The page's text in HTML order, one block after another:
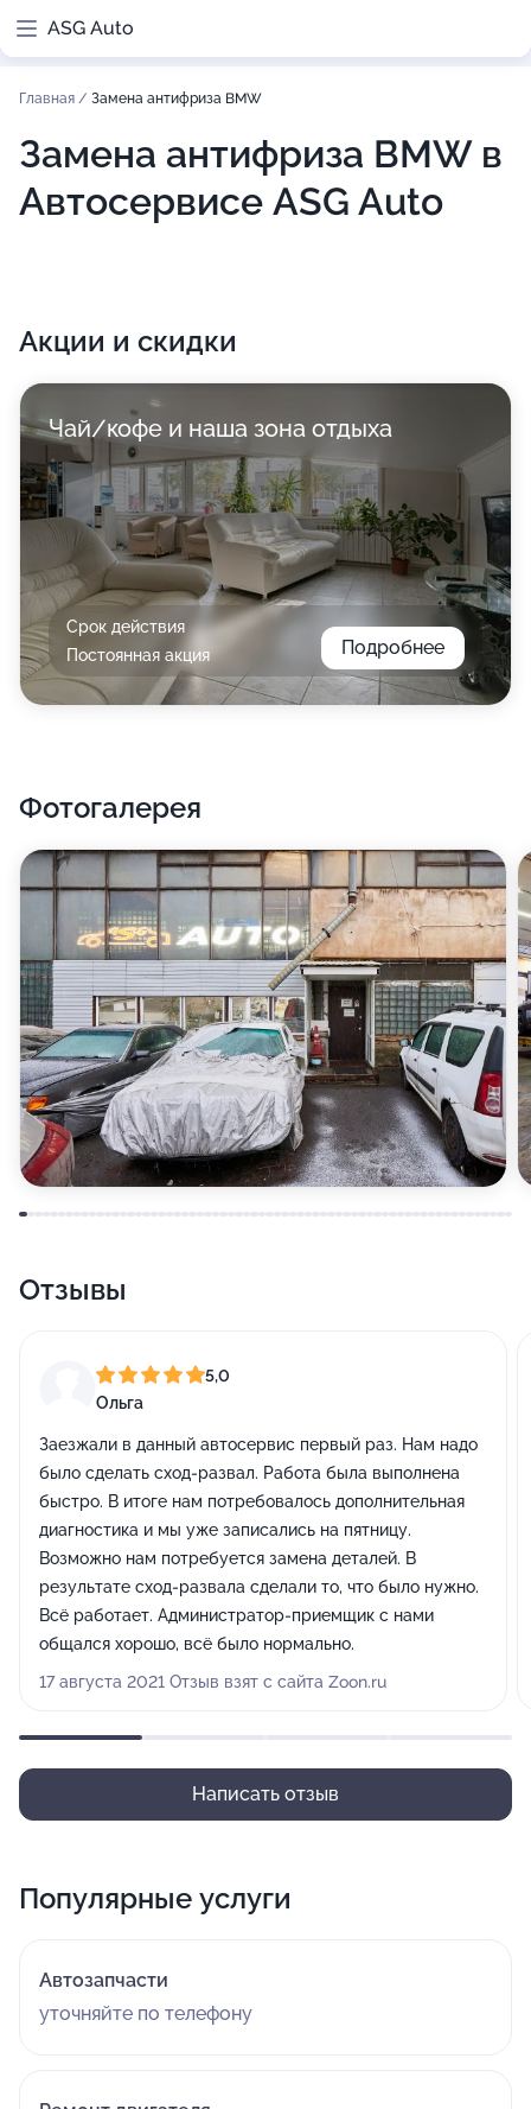
ASG Auto
Главная / Замена антифриза BMW
Замена антифриза BMW в
Автосервисе ASG Auto
Акции и скидки
Чай/кофе и наша зона отдыха
Срок действия
Постоянная акция
Подробнее
Фотогалерея
Отзывы
5,0
Ольга
Заезжали в данный автосервис первый раз. Нам надо
было сделать сход-развал. Работа была выполнена
быстро. В итоге нам потребовалось дополнительная
диагностика и мы уже записались на пятницу.
Возможно нам потребуется замена деталей. В
результате сход-развала сделали то, что было нужно.
Всё работает. Администратор-приемщик с нами
общался хорошо, всё было нормально.
17 августа 2021 Отзыв взят с сайта Zoon.ru
Написать отзыв
Популярные услуги
Автозапчасти
уточняйте по телефону